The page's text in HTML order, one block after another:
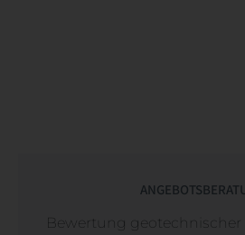
Bewertung geotechnischer